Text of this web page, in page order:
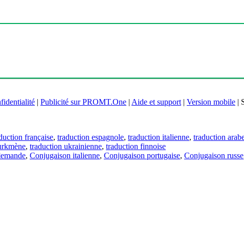
| Publicité sur PROMT.One | Aide et support | Version mobile |
française, traduction espagnole, traduction italienne, traduction
, traduction ukrainienne, traduction finnoise
, Conjugaison italienne, Conjugaison portugaise, Conjugaison russe